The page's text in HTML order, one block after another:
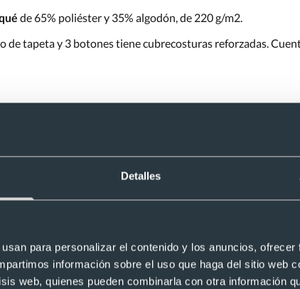
Detalles
para personalizar el contenido y los anuncios,
información sobre el uso que haga del sitio web
web, quienes pueden combinarla con otra información
de 65% poliéster y 35% algodón, de 220 g/m2.
de tapeta y 3 botones tiene cubrecosturas reforzadas.
que van,
Carpe de Roly, tanto enpecho como espalda, por lo que
Carpe de Roly para personalizar